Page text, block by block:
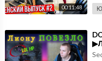
00:11:48